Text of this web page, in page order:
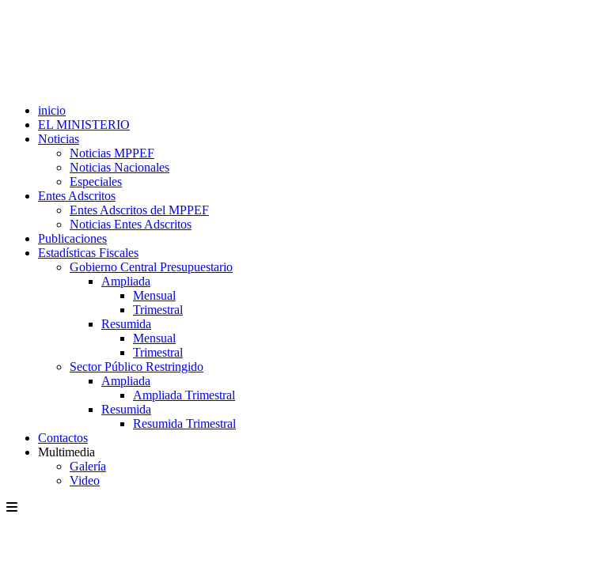
inicio
EL MINISTERIO
Noticias
Noticias MPPEF
Noticias Nacionales
Especiales
Entes Adscritos
Entes Adscritos del MPPEF
Noticias Entes Adscritos
Publicaciones
Estadísticas Fiscales
Gobierno Central Presupuestario
Ampliada
Mensual
Trimestral
Resumida
Mensual
Trimestral
Sector Público Restringido
Ampliada
Ampliada Trimestral
Resumida
Resumida Trimestral
Contactos
Multimedia
Galería
Video